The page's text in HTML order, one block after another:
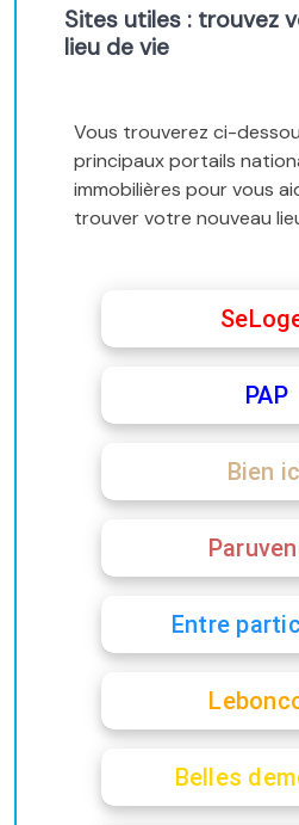
Sites utiles : trouvez
lieu de vie
Vous trouverez ci-
principaux portails
immobilières pour vous
trouver votre nouveau
PAP
Bien
Entre
Belles